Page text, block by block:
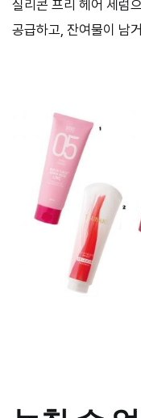
실리콘 프리 헤어 세럼
공급하고, 잔여물이 남